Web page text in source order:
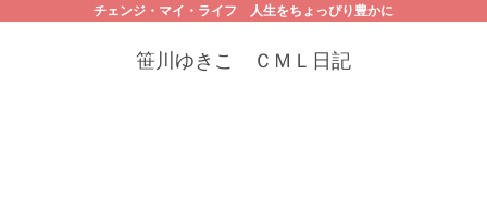
チェンジ・マイ・ライフ 人生をちょっぴり豊かに
笹川ゆきこ ＣＭＬ日記